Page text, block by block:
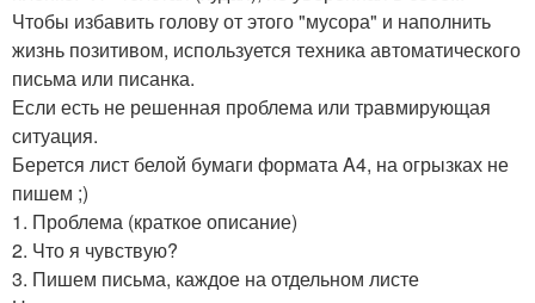
Чтобы избавить голову от этого "мусора" и наполнить
жизнь позитивом, используется техника автоматического
письма или писанка.
Если есть не решенная проблема или травмирующая
ситуация.
Берется лист белой бумаги формата A4, на огрызках не
пишем ;)
1. Проблема (краткое описание)
2. Что я чувствую?
3. Пишем письма, каждое на отдельном листе